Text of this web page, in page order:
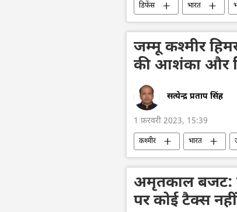
डिफेंस भारत
जम्मू कश्मीर
की आशंका और
सत्येन्द्र प्रताप सिंह
1 फ़रवरी 2023, 15:39
कश्मीर भारत
अमृतकाल बजट:
पर कोई टैक्स